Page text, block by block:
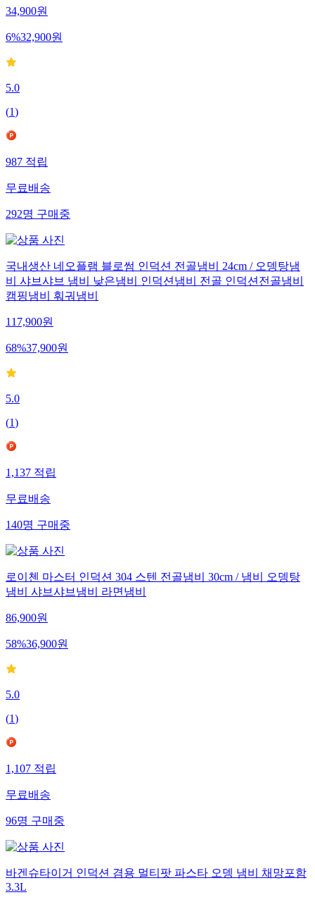
34,900원
6%32,900원
5.0
(1)
987적립
무료배송
292명구매중
국내생산 네오플램 블로썸 인덕션 전골냄비 24cm / 오뎅탕냄
비 샤브샤브 냄비 낮은냄비 인덕션냄비 전골 인덕션전골냄비
캠핑냄비 훠궈냄비
117,900원
68%37,900원
5.0
(1)
1,137적립
무료배송
140명구매중
로이첸 마스터 인덕션 304 스텐 전골냄비 30cm / 냄비 오뎅탕
냄비 샤브샤브냄비 라면냄비
86,900원
58%36,900원
5.0
(1)
1,107적립
무료배송
96명구매중
바겐슈타이거 인덕션 겸용 멀티팟 파스타 오뎅 냄비 채망포함
3.3L